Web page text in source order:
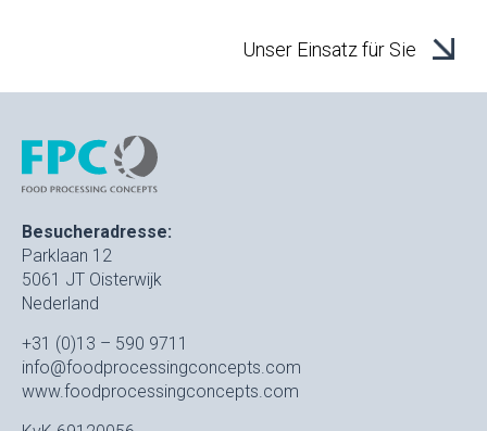
Unser Einsatz für Sie
Besucheradresse:
Parklaan 12
5061 JT Oisterwijk
Nederland
+31 (0)13 – 590 9711
info@foodprocessingconcepts.com
www.foodprocessingconcepts.com